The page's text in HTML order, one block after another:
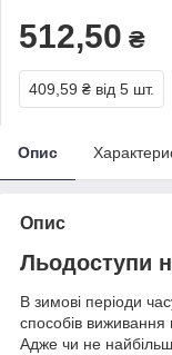
512,50 ₴
409,59 ₴ від 5 шт.
Опис
Опис
Льодоступи
В зимові періоди
способів
Адже чи не